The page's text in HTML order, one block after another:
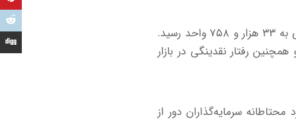
در فرابورس نیز روندی مشابه مشاهده شد و شاخص کل این بازار با افت ۳۸۸ واحدی به ۳۳ هزار و ۷۵۸ واحد رسید.
رفتار نقدینگی در بازار
سرمایه‌گذاران دور از